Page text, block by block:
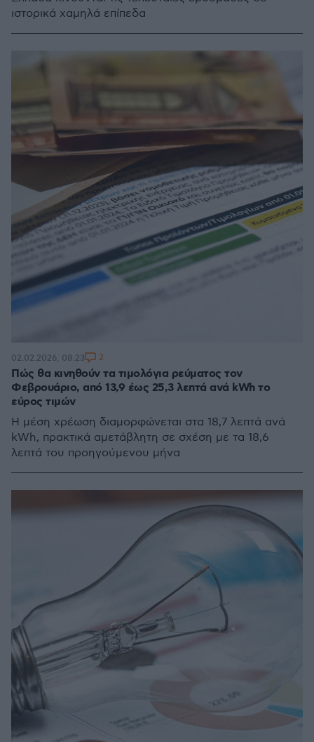
ιστορικά χαμηλά επίπεδα
Πώς θα κινηθούν τα τιμολόγια ρεύματος τον
Φεβρουάριο, από 13,9 έως 25,3 λεπτά ανά kWh το
εύρος τιμών
Η μέση χρέωση διαμορφώνεται στα 18,7 λεπτά ανά
kWh, πρακτικά αμετάβλητη σε σχέση με τα 18,6
λεπτά του προηγούμενου μήνα
02.02.2026, 08:23 2